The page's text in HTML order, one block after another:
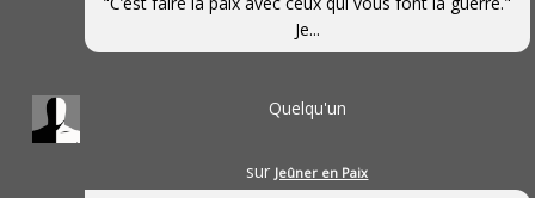
Je...
Quelqu'un
sur Jeûner en Paix